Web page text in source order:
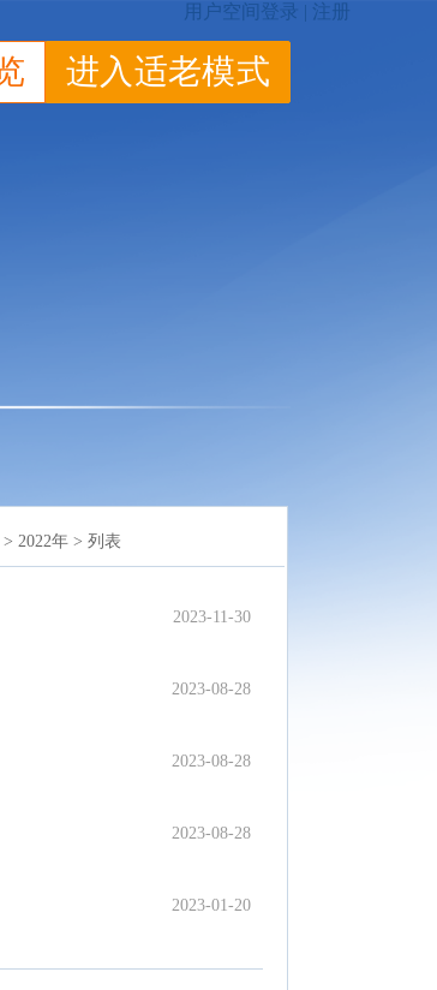
进入适老模式
2022年 > 列表
2023-11-30
2023-08-28
2023-08-28
2023-08-28
2023-01-20